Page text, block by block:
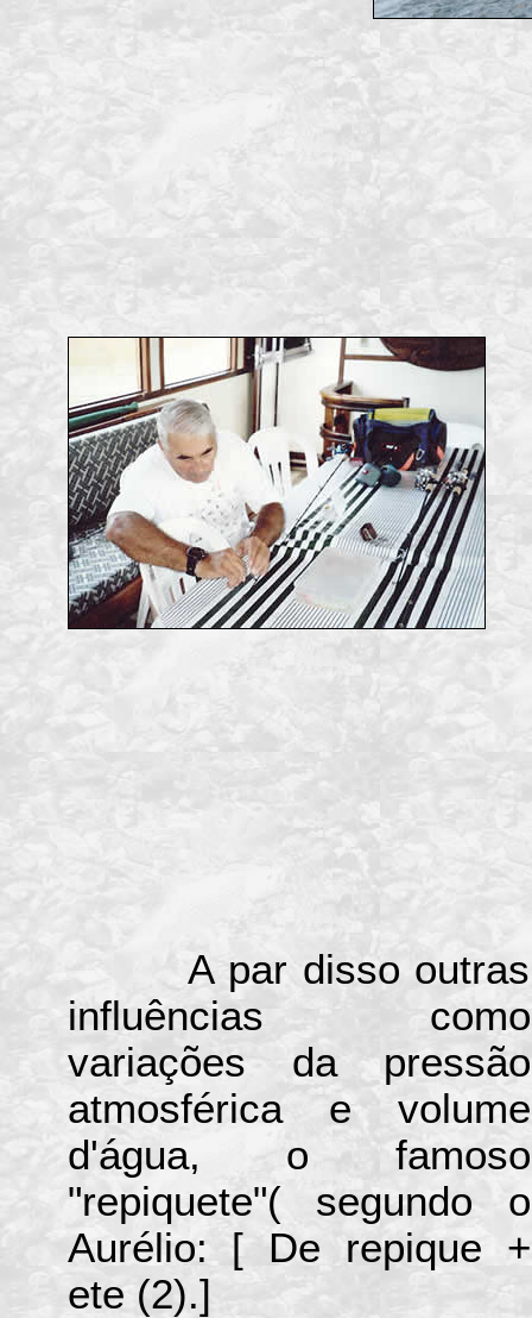
A par disso outras
influências como
variações da pressão
atmosférica e volume
d'água, o famoso
"repiquete"( segundo o
Aurélio: [ De repique +
ete (2).]